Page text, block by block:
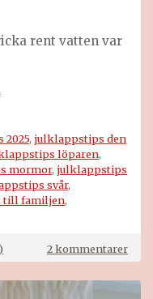
rent vatten var
2025, julklappstips den
löparen,
mormor, julklappstips
svår,
till familjen,
) 2 kommentarertill
till